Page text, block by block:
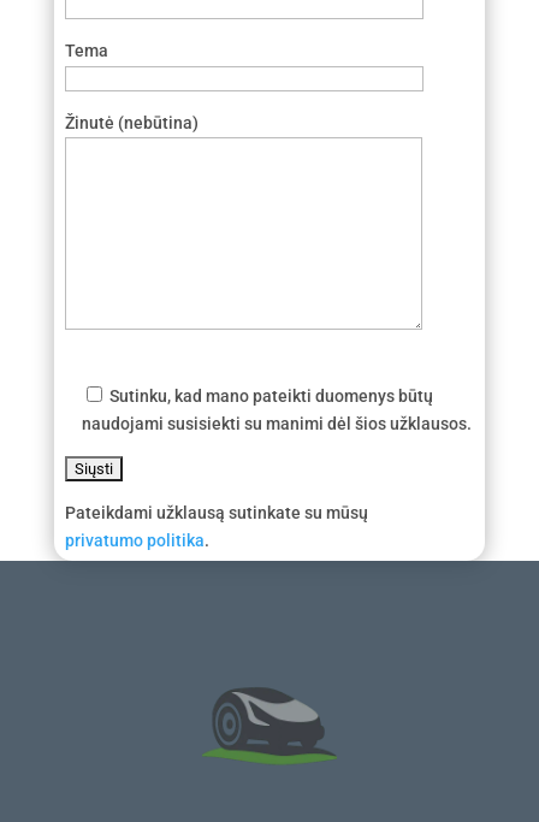
Tema
Žinutė (nebūtina)
Sutinku, kad mano pateikti duomenys būtų
naudojami susisiekti su manimi dėl šios užklausos.
Pateikdami užklausą sutinkate su mūsų
privatumo politika.